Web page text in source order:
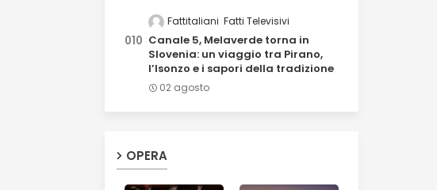
Fattitaliani Fatti Televisivi
Canale 5, Melaverde torna in
Slovenia: un viaggio tra Pirano,
l’Isonzo e i sapori della tradizione
02 agosto
OPERA